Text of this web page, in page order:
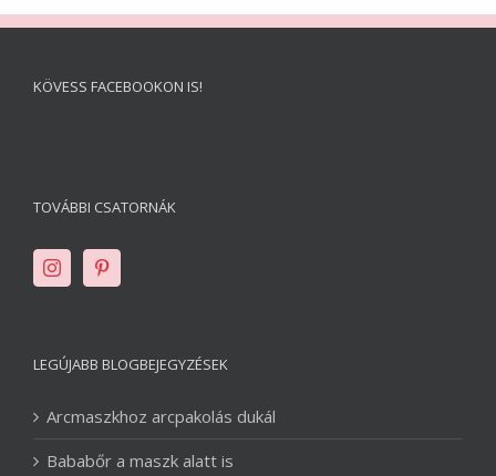
KÖVESS FACEBOOKON IS!
TOVÁBBI CSATORNÁK
LEGÚJABB BLOGBEJEGYZÉSEK
Arcmaszkhoz arcpakolás dukál
Bababőr a maszk alatt is